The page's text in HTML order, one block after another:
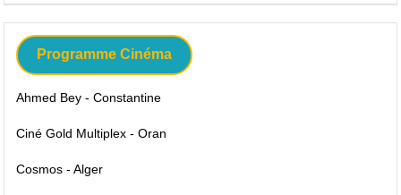
Programme Cinéma
Ahmed Bey - Constantine
Ciné Gold Multiplex - Oran
Cosmos - Alger